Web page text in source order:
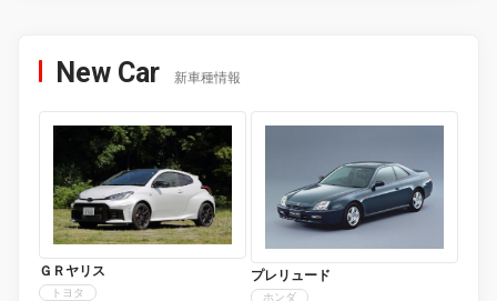
New Car 新車種情報
ＧＲヤリス
トヨタ
プレリュード
ホンダ